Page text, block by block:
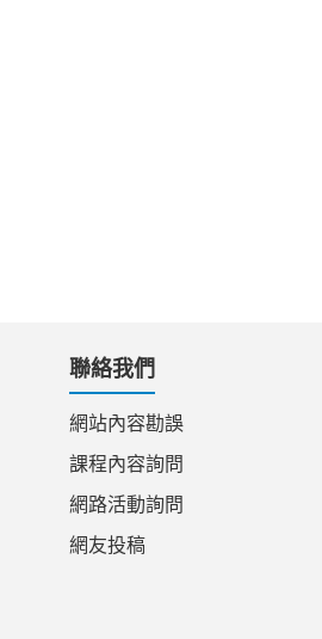
聯絡我們
網站內容勘誤
課程內容詢問
網路活動詢問
網友投稿